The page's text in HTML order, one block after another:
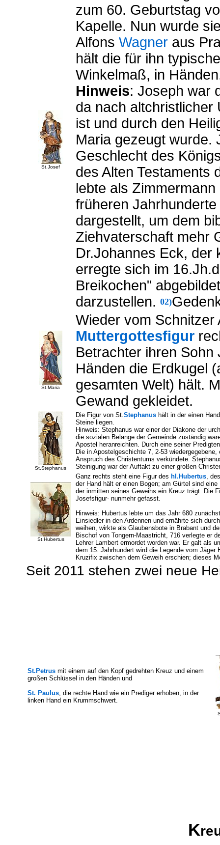
St.Josef
zum 60. Geburtstag
Kapelle. Nun wurde
Alfons Wagner aus
hält die für ihn
Winkelmaß, in
Hinweis: Joseph war
da nach altchristlicher
ist und durch den
Maria gezeugt wurde.
Geschlecht des
des Alten Testaments
lebte als
früheren
dargestellt, um dem
Ziehvaterschaft mehr
Dr.Johannes Eck, der
erregte sich im
Breikochen"
darzustellen. 02)
St.Maria
Wieder vom Schnitzer
Muttergottesfigur
Betrachter ihren
Händen die Erdkugel
gesamten Welt) hält.
Gewand gekleidet.
St.Stephanus
Die Figur von St.Stephanus hält in der einen
Steine liegen.
Hinweis: Stephanus war einer der Diakone der
die sozialen Belange der Gemeinde zuständig
Apostel heranreichten. Durch eine seiner
Die in Apostelgeschichte 7, 2-53
Anspruch des Christentums verkündete.
Steinigung war der Auftakt zu einer großen
St.Hubertus
Ganz rechts steht eine Figur des hl.Hubertus,
der Hand hält er einen Bogen; am Gürtel sind
der inmitten seines Geweihs ein Kreuz trägt. Die
Josefsfigur- nunmehr gefasst.
Hinweis: Hubertus lebte um das Jahr 680
Einsiedler in den Ardennen und ernährte sich
weihen, wirkte als Glaubensbote in Brabant und
Bischof von Tongern-Maastricht, 716 verlegte er
Lehrer Lambert ermordet worden war. Er galt als
dem 15. Jahrhundert wird die Legende vom
Kruzifix zwischen dem Geweih erschien; dieses
Seit 2011 stehen zwei neue
St.Petrus mit einem auf den Kopf gedrehten Kreuz und einem
großen Schlüssel in den Händen und
St. Paulus, die rechte Hand wie ein Prediger erhoben, in der
linken Hand ein Krummschwert.
K